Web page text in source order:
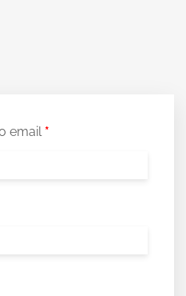
email *